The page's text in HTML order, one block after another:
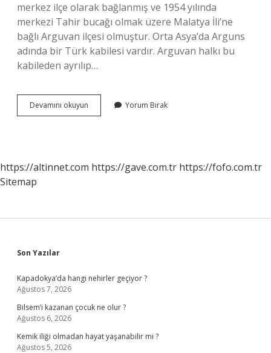
merkez ilçe olarak bağlanmış ve 1954 yılında
merkezi Tahir bucağı olmak üzere Malatya İli’ne
bağlı Arguvan ilçesi olmuştur. Orta Asya’da Arguns
adında bir Türk kabilesi vardır. Arguvan halkı bu
kabileden ayrılıp…
Devamını okuyun Arguvan
Türküleri
Yorum Bırak
https://altinnet.com https://gave.com.tr https://fofo.com.tr
Sitemap
Sidebar
Son Yazılar
Kapadokya’da hangi nehirler geçiyor ?
Ağustos 7, 2026
Bilsem’i kazanan çocuk ne olur ?
Ağustos 6, 2026
Kemik iliği olmadan hayat yaşanabilir mi ?
Ağustos 5, 2026